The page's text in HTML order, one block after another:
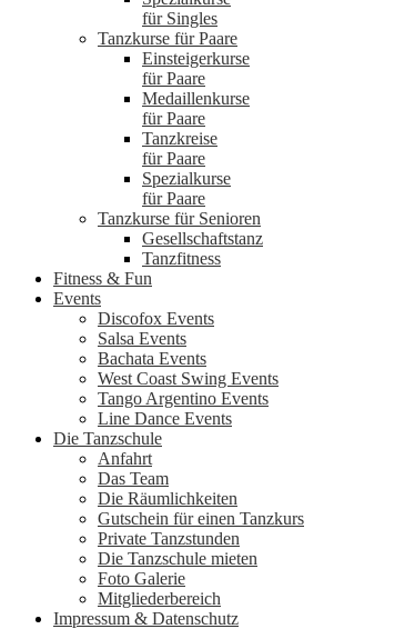
für Singles
Tanzkurse für Paare
Einsteigerkurse
für Paare
Medaillenkurse
für Paare
Tanzkreise
für Paare
Spezialkurse
für Paare
Tanzkurse für Senioren
Gesellschaftstanz
Tanzfitness
Fitness & Fun
Events
Discofox Events
Salsa Events
Bachata Events
West Coast Swing Events
Tango Argentino Events
Line Dance Events
Die Tanzschule
Anfahrt
Das Team
Die Räumlichkeiten
Gutschein für einen Tanzkurs
Private Tanzstunden
Die Tanzschule mieten
Foto Galerie
Mitgliederbereich
Impressum & Datenschutz